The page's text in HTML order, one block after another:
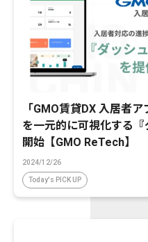
「GMO賃貸DX 入居者
を一元的に可視化する
開始【GMO ReTech】
2024/12/26
Today's PICK UP